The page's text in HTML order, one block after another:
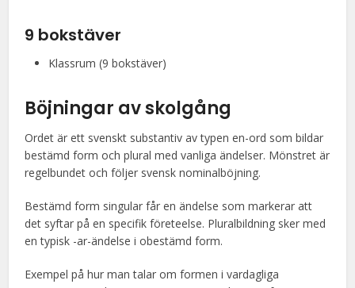
9 bokstäver
Klassrum (9 bokstäver)
Böjningar avskolgång
Ordet är ett svenskt substantiv av typen en-ord som bildar
bestämd form och plural med vanliga ändelser. Mönstret är
regelbundet och följer svensk nominalböjning.
Bestämd form singular får en ändelse som markerar att
det syftar på en specifik företeelse. Pluralbildning sker med
en typisk -ar-ändelse i obestämd form.
Exempel på hur man talar om formen i vardagliga